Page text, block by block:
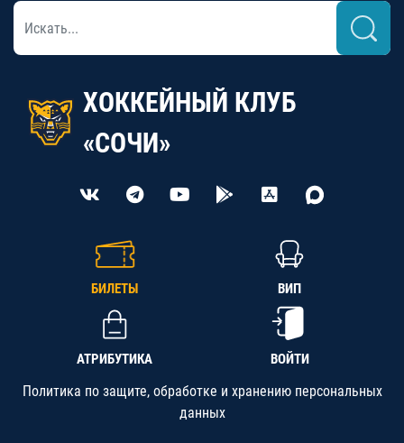
ХОККЕЙНЫЙ КЛУБ
«СОЧИ»
БИЛЕТЫ ВИП
АТРИБУТИКА ВОЙТИ
Политика по защите, обработке и хранению персональных
данных